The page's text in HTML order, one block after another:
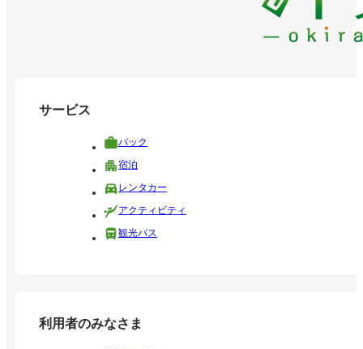
サービス
パック
宿泊
レンタカー
アクティビティ
観光バス
利用者のみなさま